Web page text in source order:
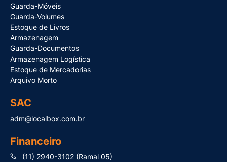
Guarda-Móveis
Guarda-Volumes
Estoque de Livros
Armazenagem
Guarda-Documentos
Armazenagem Logística
Estoque de Mercadorias
Arquivo Morto
SAC
adm@localbox.com.br
Financeiro
(11) 2940-3102 (Ramal 05)